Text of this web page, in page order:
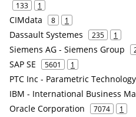
133 1
CIMdata 8 1
Dassault Systemes 235 1
Siemens AG - Siemens Group
SAP SE 5601 1
PTC Inc - Parametric
IBM - International Business
Oracle Corporation 7074 1